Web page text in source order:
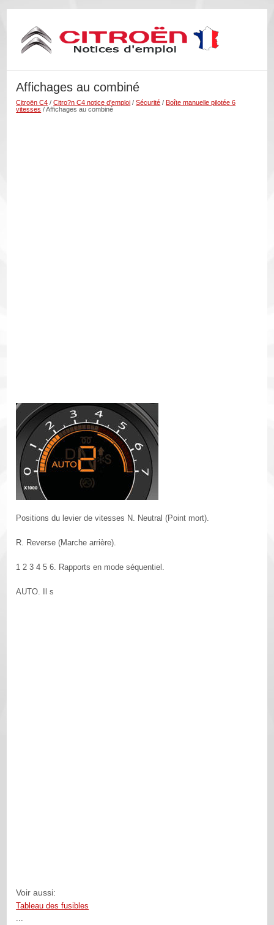
Affichages au combiné
Citroën C4 /Citro?n C4 notice d'emploi /Sécurité /Boîte manuelle pilotée 6
vitesses / Affichages au combiné
Positions du levier de vitesses N. Neutral (Point mort).
R. Reverse (Marche arrière).
1 2 3 4 5 6. Rapports en mode séquentiel.
AUTO. Il s
Voir aussi:
Tableau des fusibles
...